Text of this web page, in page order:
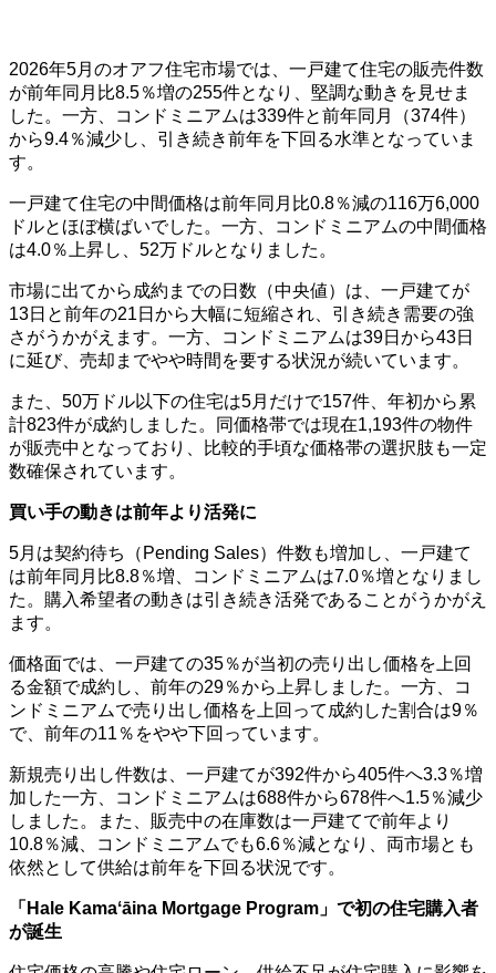
2026年5月のオアフ住宅市場では、一戸建て住宅の販売件数
が前年同月比8.5％増の255件となり、堅調な動きを見せま
した。一方、コンドミニアムは339件と前年同月（374件）
から9.4％減少し、引き続き前年を下回る水準となっていま
す。
一戸建て住宅の中間価格は前年同月比0.8％減の116万6,000
ドルとほぼ横ばいでした。一方、コンドミニアムの中間価格
は4.0％上昇し、52万ドルとなりました。
市場に出てから成約までの日数（中央値）は、一戸建てが
13日と前年の21日から大幅に短縮され、引き続き需要の強
さがうかがえます。一方、コンドミニアムは39日から43日
に延び、売却までやや時間を要する状況が続いています。
また、50万ドル以下の住宅は5月だけで157件、年初から累
計823件が成約しました。同価格帯では現在1,193件の物件
が販売中となっており、比較的手頃な価格帯の選択肢も一定
数確保されています。
買い手の動きは前年より活発に
5月は契約待ち（Pending Sales）件数も増加し、一戸建て
は前年同月比8.8％増、コンドミニアムは7.0％増となりまし
た。購入希望者の動きは引き続き活発であることがうかがえ
ます。
価格面では、一戸建ての35％が当初の売り出し価格を上回
る金額で成約し、前年の29％から上昇しました。一方、コ
ンドミニアムで売り出し価格を上回って成約した割合は9％
で、前年の11％をやや下回っています。
新規売り出し件数は、一戸建てが392件から405件へ3.3％増
加した一方、コンドミニアムは688件から678件へ1.5％減少
しました。また、販売中の在庫数は一戸建てで前年より
10.8％減、コンドミニアムでも6.6％減となり、両市場とも
依然として供給は前年を下回る状況です。
「Hale Kamaʻāina Mortgage Program」で初の住宅購入者
が誕生